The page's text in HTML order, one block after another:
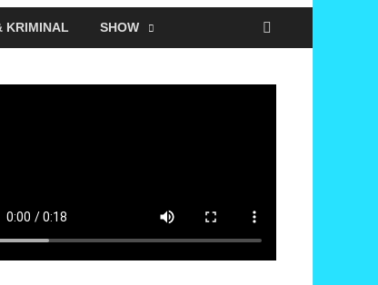
KRIMINAL SHOW